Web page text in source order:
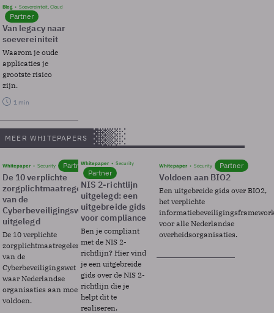
Blog Soevereinteit, Cloud
Partner
Van legacy naar
soevereiniteit
Waarom je oude
applicaties je
grootste risico
zijn.
1 min
MEER WHITEPAPERS
Whitepaper Security Partner
De 10 verplichte
zorgplichtmaatregelen
van de
Cyberbeveiligingswet
uitgelegd
De 10 verplichte
zorgplichtmaatregelen
van de
Cyberbeveiligingswet
waar Nederlandse
organisaties aan moeten
voldoen.
Whitepaper Security
Partner
NIS 2-richtlijn
uitgelegd: een
uitgebreide gids
voor compliance
Ben je compliant
met de NIS 2-
richtlijn? Hier vind
je een uitgebreide
gids over de NIS 2-
richtlijn die je
helpt dit te
realiseren.
Whitepaper Security Partner
Voldoen aan BIO2
Een uitgebreide gids over BIO2,
het verplichte
voor alle Nederlandse
overheidsorganisaties.